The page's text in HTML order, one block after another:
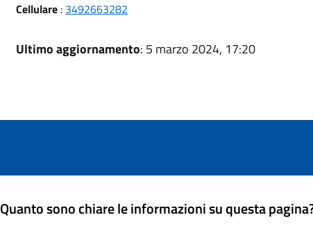
Cellulare: 3492663282
Ultimo aggiornamento: 5 marzo 2024, 17:20
Quanto sono chiare le informazioni su questa